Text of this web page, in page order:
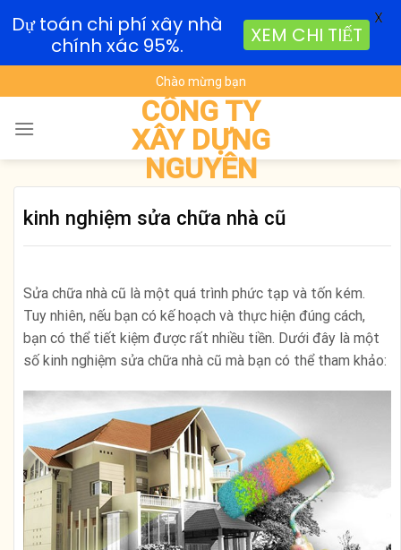
to
content
Chào mừng bạn
CÔNG TY
XÂY DỰNG
NGUYÊN
kinh nghiệm sửa chữa nhà cũ
Sửa chữa nhà cũ là một quá trình phức tạp và tốn kém.
Tuy nhiên, nếu bạn có kế hoạch và thực hiện đúng cách,
bạn có thể tiết kiệm được rất nhiều tiền. Dưới đây là một
số kinh nghiệm sửa chữa nhà cũ mà bạn có thể tham khảo:
Dự toán chi phí xây nhà
chính xác 95%.
XEM CHI TIẾT
X